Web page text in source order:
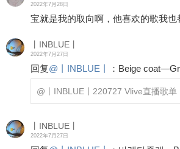
2022年7月28日
宝就是我的取向啊，他喜欢的歌我也
丨INBLUE丨
2022年7月27日
回复@ 丨INBLUE丨 ： Beige
@丨INBLUE丨 220727 Vlive直播歌单
丨INBLUE丨
2022年7月27日